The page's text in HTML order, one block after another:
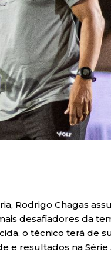
Rodrigo Chagas
desafiadores da
o técnico terá de
e resultados na Série